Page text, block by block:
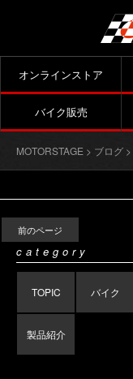
オンラインストア
バイク販売
MOTORSTAGE > ブログ >
前のページ
category
TOPIC バイク
製品紹介